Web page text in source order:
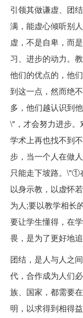
引领其做谦虚、团
满，能虚心倾听别
虚，不是自卑，而
习、进步的动力。
他们的优点的，他
到这一点，然而绝
多，他们越认识到
\"，才会努力进步
学术上再也找不到
步，当一个人在做
只能走下坡路。\"①
以身示教，以虚怀
为人;要以教学相长
要让学生懂得，在
畏，是为了更好地追
团结，是人与人之
代，合作成为人们
族、国家，都需要
明，以求得到相得